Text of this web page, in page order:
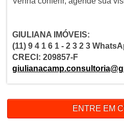
GIULIANA IMÓVEIS:
(11) 9 4 1 6 1 - 2 3 2 3
CRECI: 209857-F
ENTRE EM